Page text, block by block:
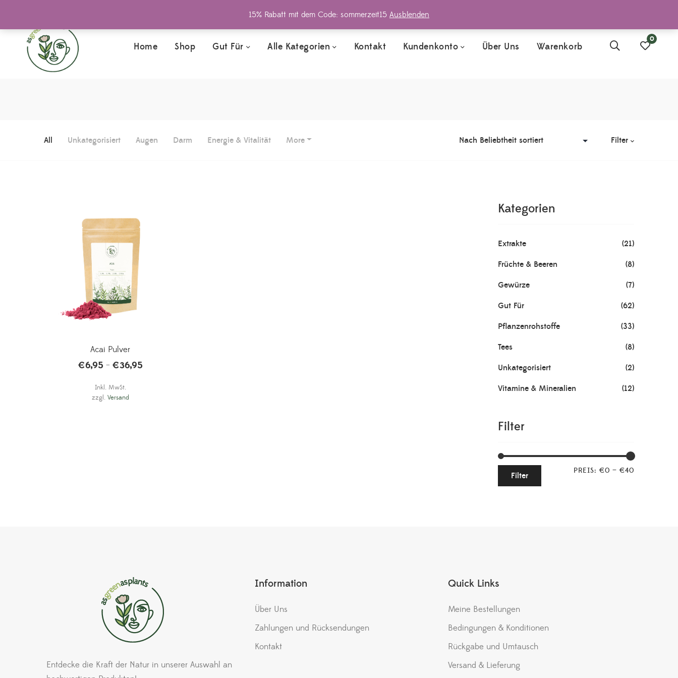
Home Shop Gut Für Alle Kategorien Kontakt Kundenkonto Über Uns Warenkorb
0
Detox
All Unkategorisiert Augen Darm Energie & Vitalität More Filter
Acai Pulver
€6,95 – €36,95
Inkl. MwSt.
zzgl. Versand
Kategorien
Extrakte (21)
Früchte & Beeren (8)
Gewürze (7)
Gut Für (62)
Pflanzenrohstoffe (33)
Tees (8)
Unkategorisiert (2)
Vitamine & Mineralien (12)
Filter
Filter PREIS: €0 — €40
Entdecke die Kraft der Natur in unserer Auswahl an
Information
Über Uns
Zahlungen und Rücksendungen
Kontakt
Quick Links
Meine Bestellungen
Bedingungen & Konditionen
Rückgabe und Umtausch
Versand & Lieferung
15% Rabatt mit dem Code: sommerzeit15 Ausblenden